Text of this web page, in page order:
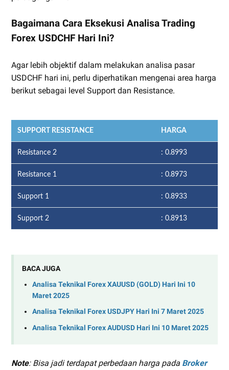
Bagaimana Cara Eksekusi Analisa Trading
Forex USDCHF Hari Ini?
Agar lebih objektif dalam melakukan analisa pasar
USDCHF hari ini, perlu diperhatikan mengenai area harga
berikut sebagai level Support dan Resistance.
SUPPORT RESISTANCE HARGA
Resistance 2 : 0.8993
Resistance 1 : 0.8973
Support 1 : 0.8933
Support 2 : 0.8913
BACA JUGA
Analisa Teknikal Forex XAUUSD (GOLD) Hari Ini 10
Maret 2025
Analisa Teknikal Forex USDJPY Hari Ini 7 Maret 2025
Analisa Teknikal Forex AUDUSD Hari Ini 10 Maret 2025
Note: Bisa jadi terdapat perbedaan harga pada Broker